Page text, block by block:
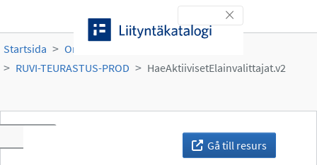
Toggle navigation
Startsida Organisationer
RUVI-TEURASTUS-PROD
HaeAktiivisetElainvalittajat.v2
Gå till resurs